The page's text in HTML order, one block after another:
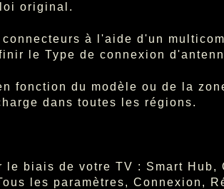
original.
à l'aide d'un
le Type de connexion
fonction du modèle ou de la
dans toutes les régions.
le biais de votre TV : Smart Hub,
les paramètres, Connexion,